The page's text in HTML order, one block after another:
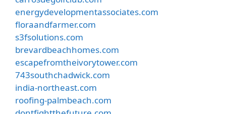
energydevelopmentassociates.com
floraandfarmer.com
s3fsolutions.com
brevardbeachhomes.com
escapefromtheivorytower.com
743southchadwick.com
india-northeast.com
roofing-palmbeach.com